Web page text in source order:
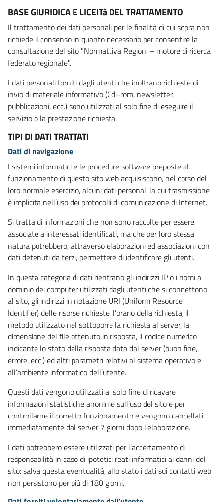
BASE GIURIDICA E LICEITà DEL TRATTAMENTO
Il trattamento dei dati personali per le finalità di cui sopra non
richiede il consenso in quanto necessario per consentire la
consultazione del sito "Normattiva Regioni – motore di ricerca
federato regionale".
I dati personali forniti dagli utenti che inoltrano richieste di
invio di materiale informativo (Cd–rom, newsletter,
pubblicazioni, ecc.) sono utilizzati al solo fine di eseguire il
servizio o la prestazione richiesta.
TIPI DI DATI TRATTATI
Dati di navigazione
I sistemi informatici e le procedure software preposte al
funzionamento di questo sito web acquisiscono, nel corso del
loro normale esercizio, alcuni dati personali la cui trasmissione
è implicita nell’uso dei protocolli di comunicazione di Internet.
Si tratta di informazioni che non sono raccolte per essere
associate a interessati identificati, ma che per loro stessa
natura potrebbero, attraverso elaborazioni ed associazioni con
dati detenuti da terzi, permettere di identificare gli utenti.
In questa categoria di dati rientrano gli indirizzi IP o i nomi a
dominio dei computer utilizzati dagli utenti che si connettono
al sito, gli indirizzi in notazione URI (Uniform Resource
Identifier) delle risorse richieste, l’orario della richiesta, il
metodo utilizzato nel sottoporre la richiesta al server, la
dimensione del file ottenuto in risposta, il codice numerico
indicante lo stato della risposta data dal server (buon fine,
errore, ecc.) ed altri parametri relativi al sistema operativo e
all’ambiente informatico dell’utente.
Questi dati vengono utilizzati al solo fine di ricavare
informazioni statistiche anonime sull’uso del sito e per
controllarne il corretto funzionamento e vengono cancellati
immediatamente dal server 7 giorni dopo l’elaborazione.
I dati potrebbero essere utilizzati per l’accertamento di
responsabilità in caso di ipotetici reati informatici ai danni del
sito: salva questa eventualità, allo stato i dati sui contatti web
non persistono per più di 180 giorni.